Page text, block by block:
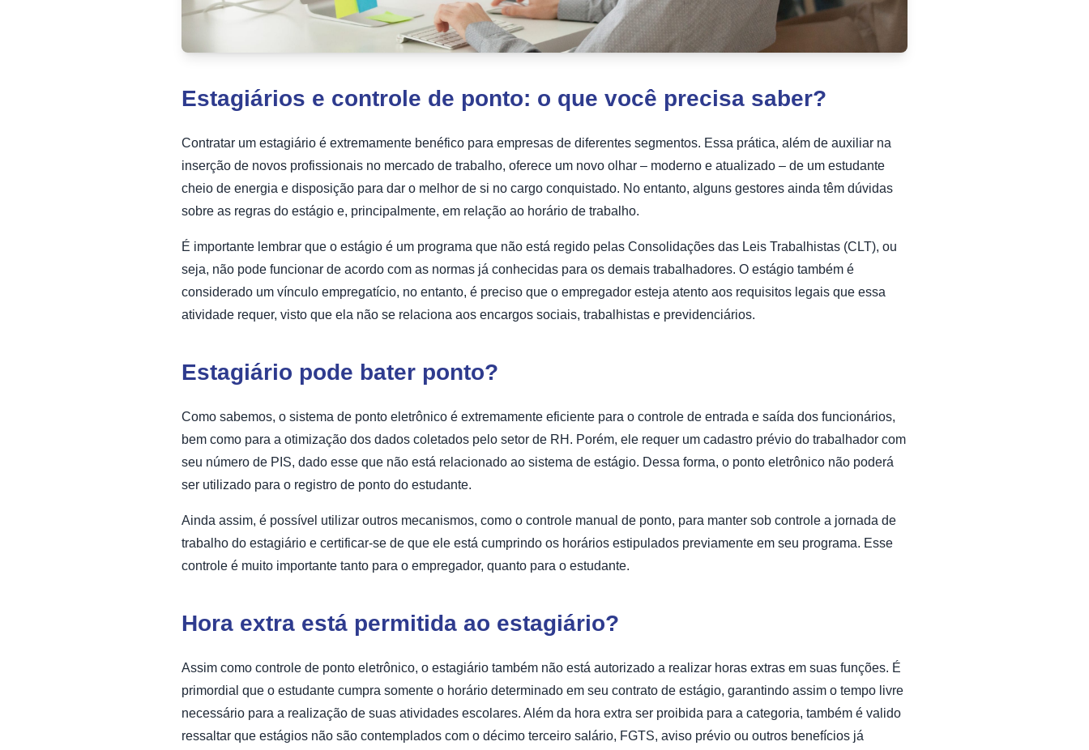
Estagiários e controle de ponto: o que você precisa saber?
Contratar um estagiário é extremamente benéfico para empresas de diferentes segmentos. Essa prática, além de auxiliar na
inserção de novos profissionais no mercado de trabalho, oferece um novo olhar – moderno e atualizado – de um estudante
cheio de energia e disposição para dar o melhor de si no cargo conquistado. No entanto, alguns gestores ainda têm dúvidas
sobre as regras do estágio e, principalmente, em relação ao horário de trabalho.
É importante lembrar que o estágio é um programa que não está regido pelas Consolidações das Leis Trabalhistas (CLT), ou
seja, não pode funcionar de acordo com as normas já conhecidas para os demais trabalhadores. O estágio também é
considerado um vínculo empregatício, no entanto, é preciso que o empregador esteja atento aos requisitos legais que essa
atividade requer, visto que ela não se relaciona aos encargos sociais, trabalhistas e previdenciários.
Estagiário pode bater ponto?
Como sabemos, o sistema de ponto eletrônico é extremamente eficiente para o controle de entrada e saída dos funcionários,
bem como para a otimização dos dados coletados pelo setor de RH. Porém, ele requer um cadastro prévio do trabalhador com
seu número de PIS, dado esse que não está relacionado ao sistema de estágio. Dessa forma, o ponto eletrônico não poderá
ser utilizado para o registro de ponto do estudante.
Ainda assim, é possível utilizar outros mecanismos, como o controle manual de ponto, para manter sob controle a jornada de
trabalho do estagiário e certificar-se de que ele está cumprindo os horários estipulados previamente em seu programa. Esse
controle é muito importante tanto para o empregador, quanto para o estudante.
Hora extra está permitida ao estagiário?
Assim como controle de ponto eletrônico, o estagiário também não está autorizado a realizar horas extras em suas funções. É
primordial que o estudante cumpra somente o horário determinado em seu contrato de estágio, garantindo assim o tempo livre
necessário para a realização de suas atividades escolares. Além da hora extra ser proibida para a categoria, também é valido
ressaltar que estágios não são contemplados com o décimo terceiro salário, FGTS, aviso prévio ou outros benefícios já